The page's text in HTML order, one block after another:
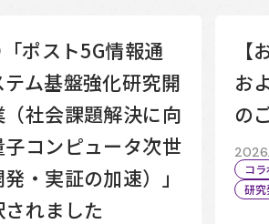
ポスト5G情報通
ム基盤強化研究開
（社会課題解決に向
子コンピュータ次世
・実証の加速）」
されました
お
の
コ
研